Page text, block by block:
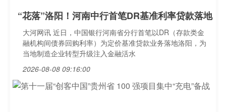
“花落”洛阳！河南中行首笔DR基准利率贷款落地
大河网讯 近日，中国银行河南省分行首笔以DR（存款类金
融机构间债券回购利率）为定价基准贷款业务落地洛阳，为
当地制造企业转型升级注入金融活水
2026-08-08 09:16:00